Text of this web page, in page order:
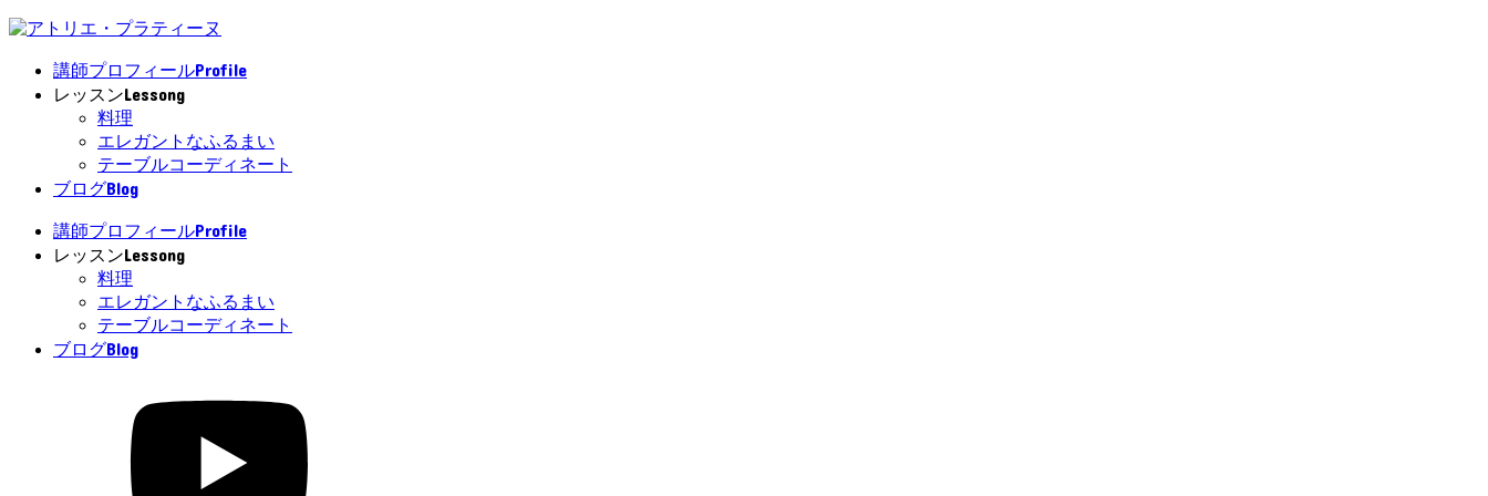
講師プロフィールProfile
レッスンLessong
料理
エレガントなふるまい
テーブルコーディネート
ブログBlog
講師プロフィールProfile
レッスンLessong
料理
エレガントなふるまい
テーブルコーディネート
ブログBlog